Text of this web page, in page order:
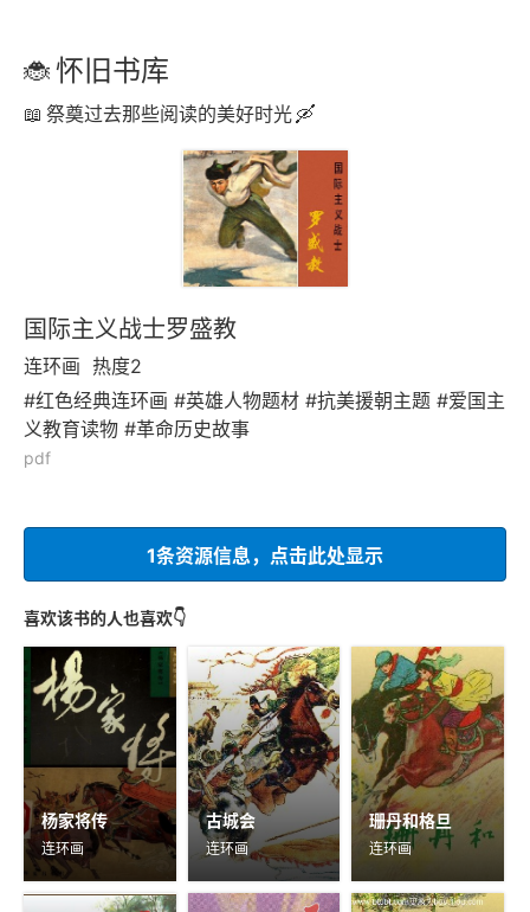
怀旧书库
祭奠过去那些阅读的美好时光
国际主义战士罗盛教
连环画 热度2
#红色经典连环画 #英雄人物题材 #抗美援朝主题 #爱国主
义教育读物 #革命历史故事
pdf
1条资源信息，点击此处显示
喜欢该书的人也喜欢👇
杨家将传
连环画
古城会
连环画
珊丹和格旦
连环画